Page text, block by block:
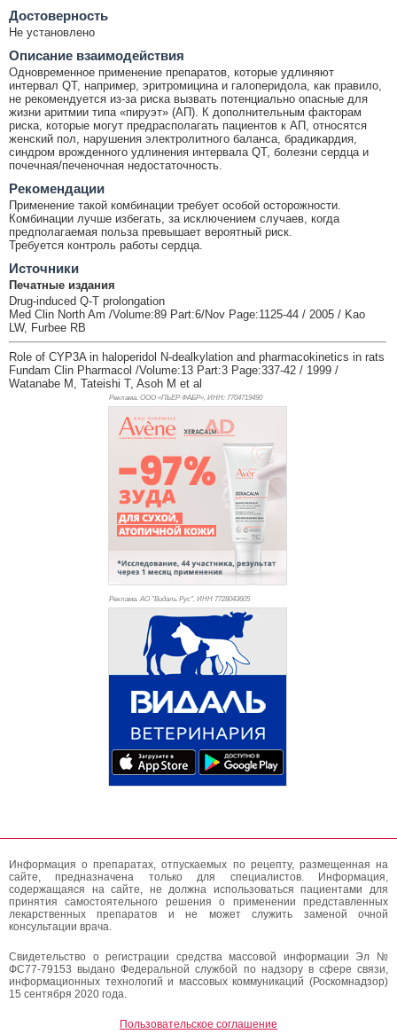
Достоверность
Не установлено
Описание взаимодействия
Одновременное применение препаратов, которые удлиняют
интервал QT, например, эритромицина и галоперидола, как правило,
не рекомендуется из-за риска вызвать потенциально опасные для
жизни аритмии типа «пируэт» (АП). К дополнительным факторам
риска, которые могут предрасполагать пациентов к АП, относятся
женский пол, нарушения электролитного баланса, брадикардия,
синдром врожденного удлинения интервала QT, болезни сердца и
почечная/печеночная недостаточность.
Рекомендации
Применение такой комбинации требует особой осторожности.
Комбинации лучше избегать, за исключением случаев, когда
предполагаемая польза превышает вероятный риск.
Требуется контроль работы сердца.
Источники
Печатные издания
Drug-induced Q-T prolongation
Med Clin North Am /Volume:89 Part:6/Nov Page:1125-44 / 2005 / Kao
LW, Furbee RB
Role of CYP3A in haloperidol N-dealkylation and pharmacokinetics in rats
Fundam Clin Pharmacol /Volume:13 Part:3 Page:337-42 / 1999 /
Watanabe M, Tateishi T, Asoh M et al
Реклама. ООО «ПЬЕР ФАБР», ИНН: 7704719490
Реклама. АО "Видаль Рус", ИНН 7728043605
Информация о препаратах, отпускаемых по рецепту, размещенная на
сайте, предназначена только для специалистов. Информация,
содержащаяся на сайте, не должна использоваться пациентами для
принятия самостоятельного решения о применении представленных
лекарственных препаратов и не может служить заменой очной
консультации врача.
Свидетельство о регистрации средства массовой информации Эл №
ФС77-79153 выдано Федеральной службой по надзору в сфере связи,
информационных технологий и массовых коммуникаций (Роскомнадзор)
15 сентября 2020 года.
Пользовательское соглашение